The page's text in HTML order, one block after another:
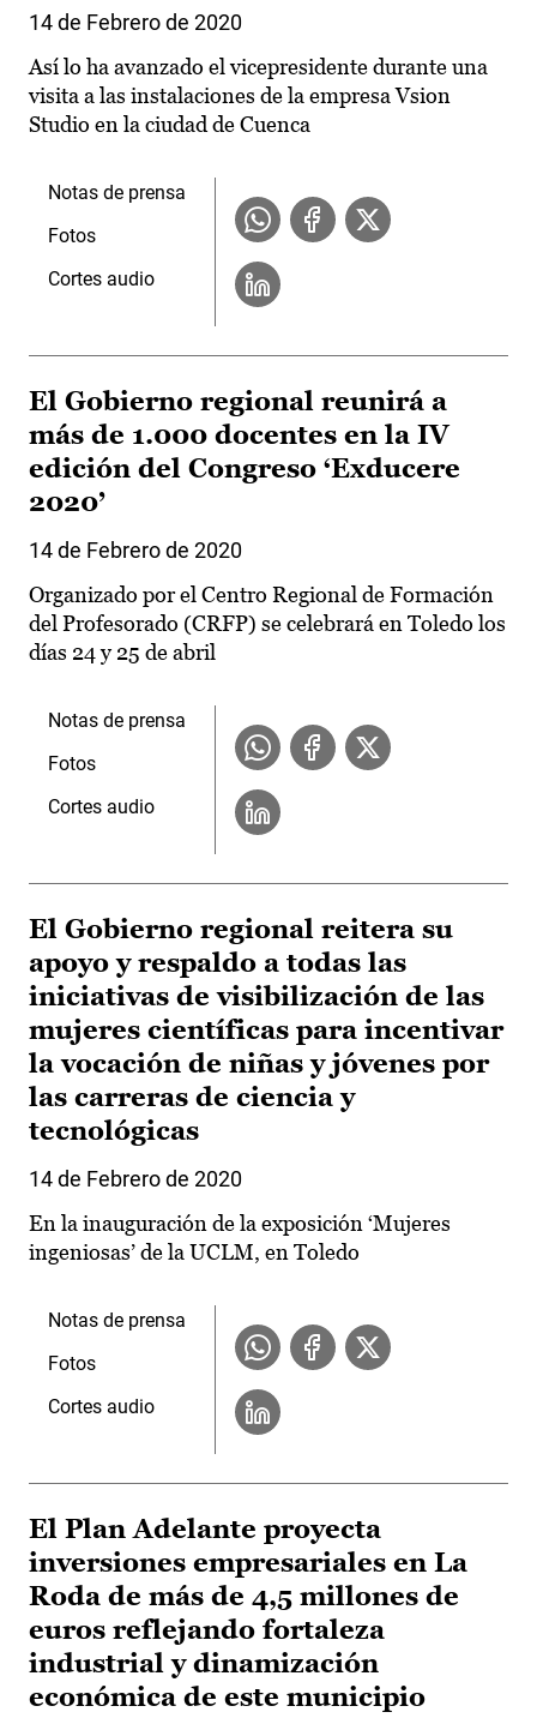
14 de Febrero de 2020
Así lo ha avanzado el vicepresidente durante una
visita a las instalaciones de la empresa Vsion
Studio en la ciudad de Cuenca
Notas de prensa
Fotos
Cortes audio
El Gobierno regional reunirá a
más de 1.000 docentes en la IV
edición del Congreso ‘Exducere
2020’
14 de Febrero de 2020
Organizado por el Centro Regional de Formación
del Profesorado (CRFP) se celebrará en Toledo los
días 24 y 25 de abril
Notas de prensa
Fotos
Cortes audio
El Gobierno regional reitera su
apoyo y respaldo a todas las
iniciativas de visibilización de las
mujeres científicas para incentivar
la vocación de niñas y jóvenes por
las carreras de ciencia y
tecnológicas
14 de Febrero de 2020
En la inauguración de la exposición ‘Mujeres
ingeniosas’ de la UCLM, en Toledo
Notas de prensa
Fotos
Cortes audio
El Plan Adelante proyecta
inversiones empresariales en La
Roda de más de 4,5 millones de
euros reflejando fortaleza
industrial y dinamización
económica de este municipio